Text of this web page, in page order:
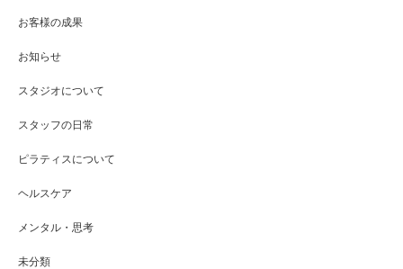
お客様の成果
お知らせ
スタジオについて
スタッフの日常
ピラティスについて
ヘルスケア
メンタル・思考
未分類